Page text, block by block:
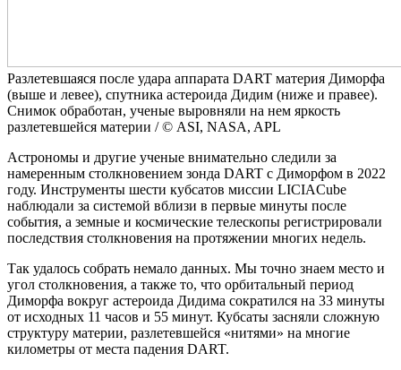
Разлетевшаяся после удара аппарата DART материя Диморфа
(выше и левее), спутника астероида Дидим (ниже и правее).
Снимок обработан, ученые выровняли на нем яркость
разлетевшейся материи / © ASI, NASA, APL
Астрономы и другие ученые внимательно следили за
намеренным столкновением зонда DART с Диморфом в 2022
году. Инструменты шести кубсатов миссии LICIACube
наблюдали за системой вблизи в первые минуты после
события, а земные и космические телескопы регистрировали
последствия столкновения на протяжении многих недель.
Так удалось собрать немало данных. Мы точно знаем место и
угол столкновения, а также то, что орбитальный период
Диморфа вокруг астероида Дидима сократился на 33 минуты
от исходных 11 часов и 55 минут. Кубсаты засняли сложную
структуру материи, разлетевшейся «нитями» на многие
километры от места падения DART.